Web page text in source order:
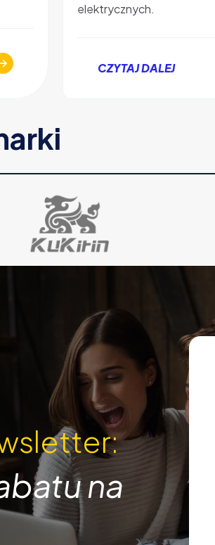
elektrycznych.
CZYTAJ DALEJ
na